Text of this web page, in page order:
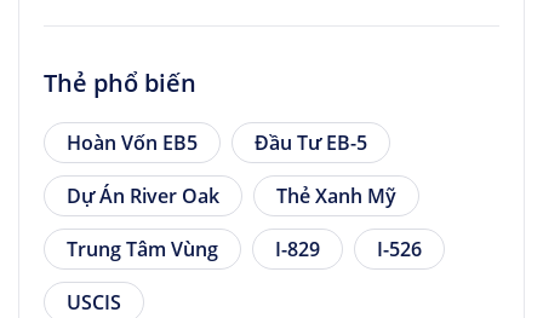
Thẻ phổ biến
Hoàn Vốn EB5
Đầu Tư EB-5
Dự Án River Oak
Thẻ Xanh Mỹ
Trung Tâm Vùng
I-829
I-526
USCIS